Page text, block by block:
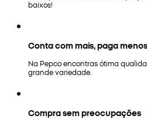
baixos!
Conta com mais, paga menos
Na Pepco encontras ótima
grande variedade.
Compra sem preocupações